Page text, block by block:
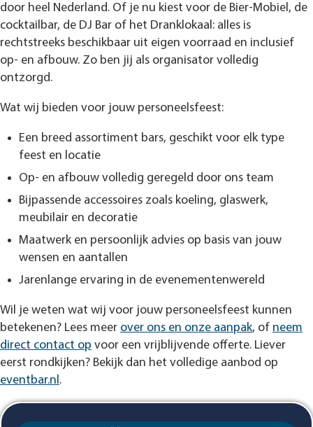
door heel Nederland. Of je nu kiest voor de Bier-Mobiel, de
cocktailbar, de DJ Bar of het Dranklokaal: alles is
rechtstreeks beschikbaar uit eigen voorraad en inclusief
op- en afbouw. Zo ben jij als organisator volledig
ontzorgd.
Wat wij bieden voor jouw personeelsfeest:
Een breed assortiment bars, geschikt voor elk type
feest en locatie
Op- en afbouw volledig geregeld door ons team
Bijpassende accessoires zoals koeling, glaswerk,
meubilair en decoratie
Maatwerk en persoonlijk advies op basis van jouw
wensen en aantallen
Jarenlange ervaring in de evenementenwereld
Wil je weten wat wij voor jouw personeelsfeest kunnen
betekenen? Lees meer over ons en onze aanpak, of neem
direct contact op voor een vrijblijvende offerte. Liever
eerst rondkijken? Bekijk dan het volledige aanbod op
eventbar.nl.